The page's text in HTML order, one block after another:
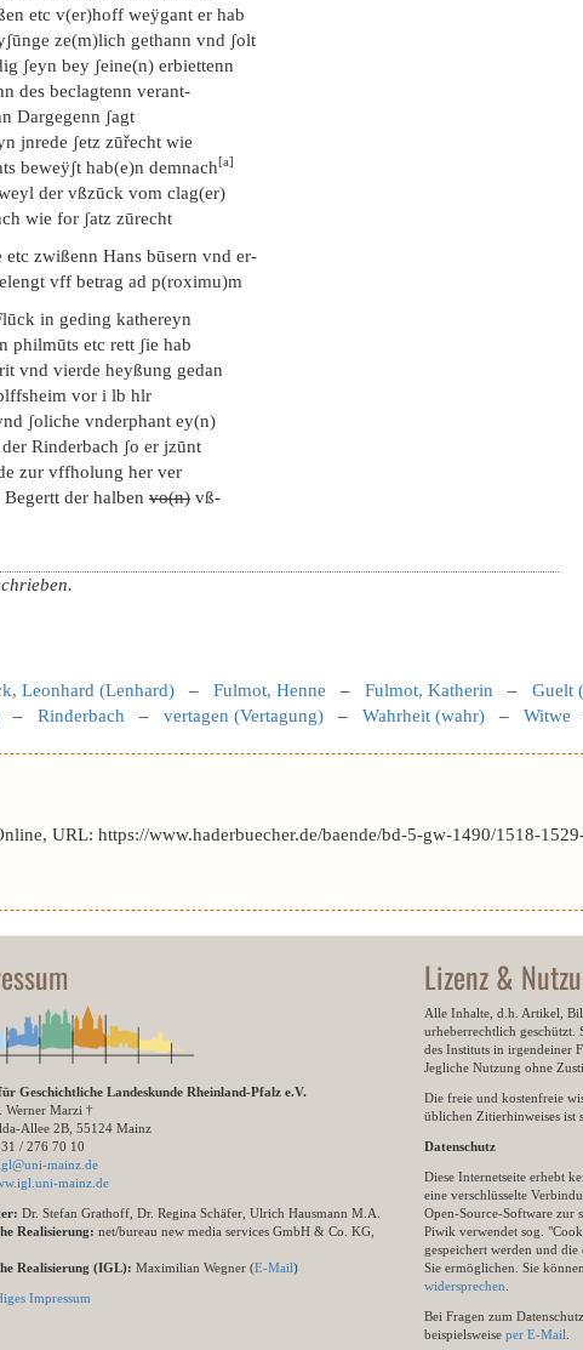
etc v(er)hoff weÿgant er hab
ze(m)lich gethann vnd ʃolt
ʃeyn bey ʃeine(n) erbiettenn
des beclagtenn verant-
Dargegenn ʃagt
jnrede ʃetz zūřecht wie
beweÿʃt hab(e)n demnach[a]
der vßzūck vom clag(er)
wie for ʃatz zūrecht
etc zwißenn Hans būsern vnd er-
vff betrag ad p(roximu)m
in geding kathereyn
philmūts etc rett ʃie hab
vnd vierde heyßung gedan
vor i lb hlr
ʃoliche vnderphant ey(n)
Rinderbach ʃo er jzūnt
zur vffholung her ver
der halben vo(n) vß-
Leonhard (Lenhard) – Fulmot, Henne – Fulmot, Katherin – Guelt
– Rinderbach – vertagen (Vertagung) – Wahrheit (wahr) – Witwe
URL: https://www.haderbuecher.de/baende/bd-5-gw-1490/1518-
Geschichtliche Landeskunde Rheinland-Pfalz e.V.
Werner Marzi †
Allee 2B, 55124 Mainz
/ 276 70 10
mainz.de
mainz.de
Dr. Stefan Grathoff, Dr. Regina Schäfer, Ulrich Hausmann M.A.
Realisierung: net/bureau new media services GmbH & Co. KG,
Realisierung (IGL): Maximilian Wegner (E-Mail)
Impressum
Lizenz &
Alle Inhalte, d.h. Artikel,
urheberrechtlich
des Instituts in irgendeiner
Jegliche Nutzung ohne
Die freie und kostenfreie
üblichen Zitierhinweises ist
Datenschutz
Diese Internetseite erhebt
eine verschlüsselte
Open-Source-Software zur
Piwik verwendet sog.
gespeichert werden und die
Sie ermöglichen. Sie
widersprechen
Bei Fragen zum
beispielsweise per E-Mail